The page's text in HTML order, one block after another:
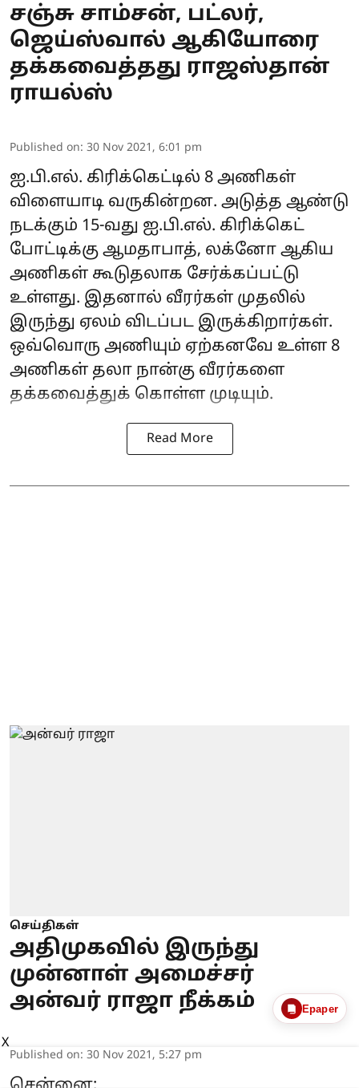
சஞ்சு சாம்சன், பட்லர்,
ஜெய்ஸ்வால் ஆகியோரை
தக்கவைத்தது ராஜஸ்தான்
ராயல்ஸ்
Published on: 30 Nov 2021, 6:01 pm
ஐ.பி.எல். கிரிக்கெட்டில் 8 அணிகள்
விளையாடி வருகின்றன. அடுத்த ஆண்டு
நடக்கும் 15-வது ஐ.பி.எல். கிரிக்கெட்
போட்டிக்கு ஆமதாபாத், லக்னோ ஆகிய
அணிகள் கூடுதலாக சேர்க்கப்பட்டு
உள்ளது. இதனால் வீரர்கள் முதலில்
இருந்து ஏலம் விடப்பட இருக்கிறார்கள்.
ஒவ்வொரு அணியும் ஏற்கனவே உள்ள 8
அணிகள் தலா நான்கு வீரர்களை
தக்கவைத்துக் கொள்ள முடியும்.
Read More
செய்திகள்
அதிமுகவில் இருந்து
முன்னாள் அமைச்சர்
அன்வர் ராஜா நீக்கம்
Published on: 30 Nov 2021, 5:27 pm
Epaper
X